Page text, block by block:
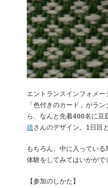
エントランスインフォメ
「色付きのカード」がラ
ら、なんと先着400名に
雄さんのデザイン。1日目
もちろん、中に入ってい
体験をしてみてはいかがで
【参加のしかた】